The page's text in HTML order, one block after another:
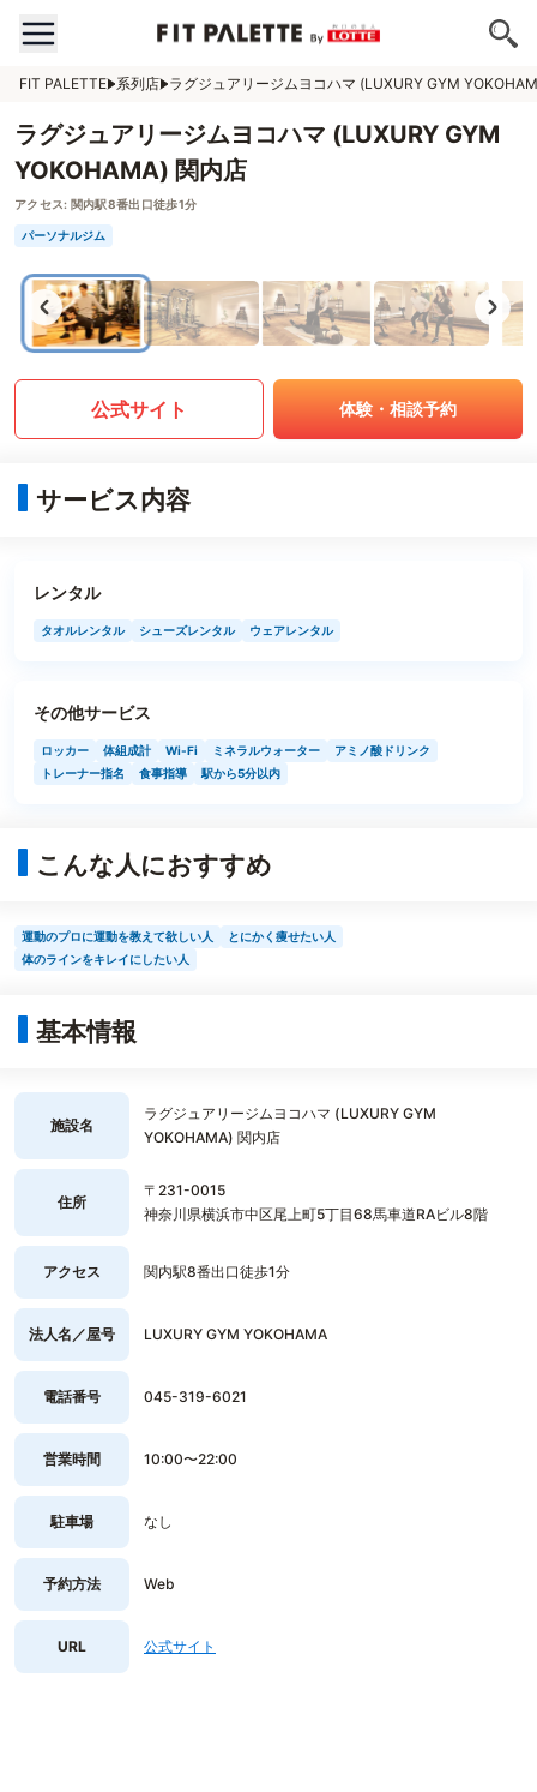
FIT PALETTE 系列店 ラグジュアリージムヨコハマ (LUXURY GYM
ラグジュアリージムヨコハマ (LUXURY GYM
YOKOHAMA) 関内店
アクセス: 関内駅8番出口徒歩1分
パーソナルジム
公式サイト 体験・相談予約
サービス内容
レンタル
タオルレンタル シューズレンタル ウェアレンタル
その他サービス
ロッカー 体組成計 Wi-Fi ミネラルウォーター
アミノ酸ドリンク
トレーナー指名
食事指導 駅から5分以内
こんな人におすすめ
運動のプロに運動を教えて欲しい人
とにかく痩せたい人
体のラインをキレイにしたい人
基本情報
施設名
ラグジュアリージムヨコハマ (LUXURY GYM
YOKOHAMA) 関内店
住所
〒231-0015
神奈川県横浜市中区尾上町5丁目68馬車道RAビル8階
アクセス 関内駅8番出口徒歩1分
法人名／屋号 LUXURY GYM YOKOHAMA
電話番号 045-319-6021
営業時間 10:00〜22:00
駐車場 なし
予約方法 Web
URL 公式サイト